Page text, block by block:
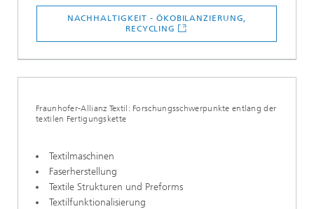
NACHHALTIGKEIT - ÖKOBILANZIERUNG,
RECYCLING
Fraunhofer-Allianz Textil: Forschungsschwerpunkte entlang der
textilen Fertigungskette
Textilmaschinen
Faserherstellung
Textile Strukturen und Preforms
Textilfunktionalisierung